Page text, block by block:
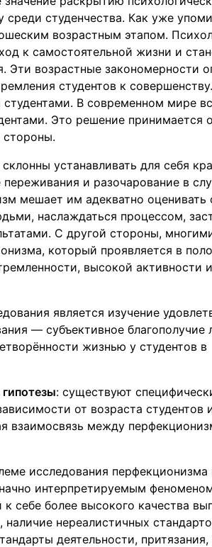
студенчества. Как уже
возрастным этапом.
к самостоятельной жизни и
Эти возрастные закономерности
студентов к
В современном мире
Это решение принимается
стороны.
устанавливать для себя
и разочарование в
мешает им адекватно оценивать
наслаждаться процессом,
С другой стороны,
который проявляется в
высокой активности
является изучение
— субъективное благополучие
жизнью у студентов в
гипотезы: существуют
от возраста студентов
взаимосвязь между
исследования перфекционизма
интерпретируемым
себе более высокого качества
нереалистичных
деятельности, притязания,